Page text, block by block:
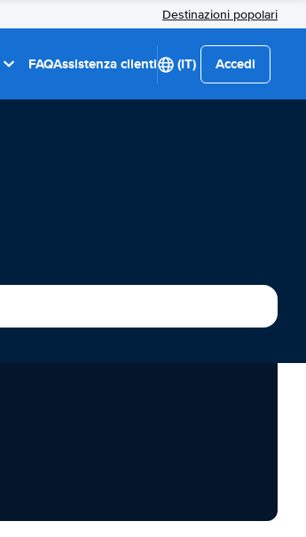
Destinazioni popolari
FAQAssistenza clienti (IT) Accedi